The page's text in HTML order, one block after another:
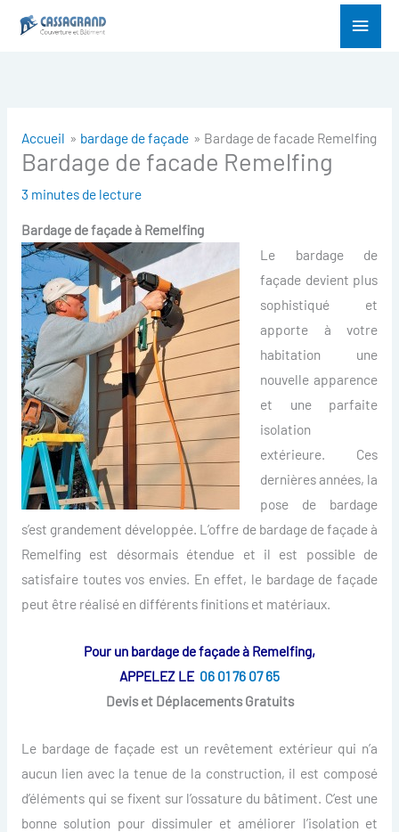
Menu
Accueil bardage de façade Bardage de facade Remelfing
Bardage de facade Remelfing
3 minutes de lecture
Bardage de façade à Remelfing
Le bardage de
façade devient plus
sophistiqué et
apporte à votre
habitation une
nouvelle apparence
et une parfaite
isolation
extérieure. Ces
dernières années, la
pose de bardage
s’est grandement développée. L’offre de bardage de façade à
Remelfing est désormais étendue et il est possible de
satisfaire toutes vos envies. En effet, le bardage de façade
peut être réalisé en différents finitions et matériaux.
Pour un bardage de façade à Remelfing,
APPELEZ LE 06 01 76 07 65
Devis et Déplacements Gratuits
Le bardage de façade est un revêtement extérieur qui n’a
aucun lien avec la tenue de la construction, il est composé
d’éléments qui se fixent sur l’ossature du bâtiment. C’est une
bonne solution pour dissimuler et améliorer l’isolation et